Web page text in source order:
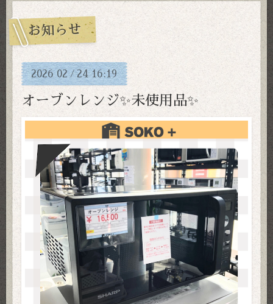
お知らせ
2026 02/24 16:19
オーブンレンジ✨未使用品✨